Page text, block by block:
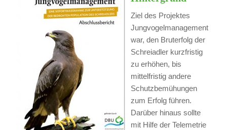
Ziel des Projektes
Jungvogelmanagement
war, den Bruterfolg der
Schreiadler kurzfristig
zu erhöhen, bis
mittelfristig andere
Schutzbemühungen
zum Erfolg führen.
Darüber hinaus sollte
mit Hilfe der Telemetrie